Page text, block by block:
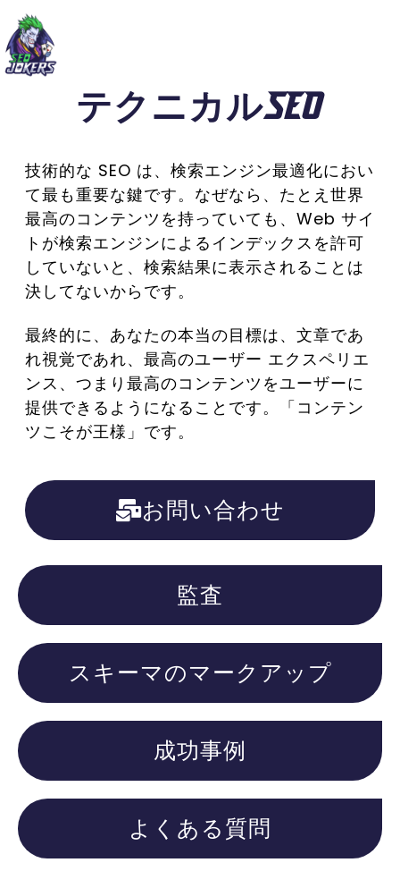
テクニカルSEO
技術的な SEO は、検索エンジン最適化におい
て最も重要な鍵です。なぜなら、たとえ世界
最高のコンテンツを持っていても、Web サイ
トが検索エンジンによるインデックスを許可
していないと、検索結果に表示されることは
決してないからです。
最終的に、あなたの本当の目標は、文章であ
れ視覚であれ、最高のユーザー エクスペリエ
ンス、つまり最高のコンテンツをユーザーに
提供できるようになることです。「コンテン
ツこそが王様」です。
お問い合わせ
監査
スキーマのマークアップ
成功事例
よくある質問